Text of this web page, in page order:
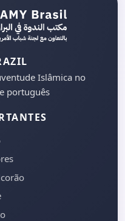
Islâmica no
português